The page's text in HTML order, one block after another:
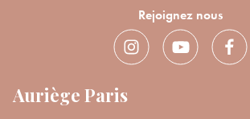
Rejoignez nous
Auriège Paris